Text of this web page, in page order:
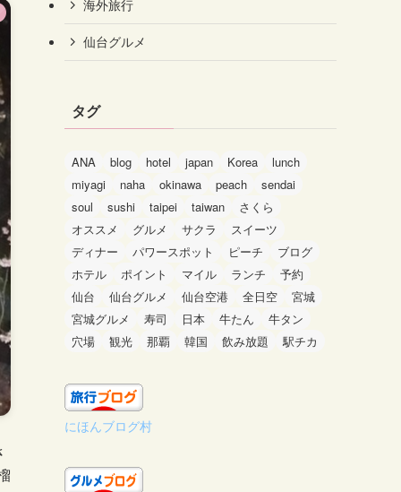
海外旅行
仙台グルメ
タグ
ANA blog hotel japan Korea
lunch
miyagi
naha okinawa peach
sendai
soul
sushi taipei taiwan
さくら
オススメ
グルメ サクラ
スイーツ
ディナー
パワースポット ピーチ
ブログ
ホテル
ポイント マイル ランチ
予約
仙台
仙台グルメ 仙台空港 全日空
宮城
宮城グルメ
寿司 日本 牛たん
牛タン
穴場
観光 那覇 韓国 飲み放題 駅チカ
にほんブログ村